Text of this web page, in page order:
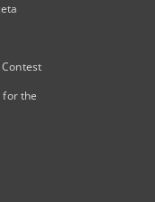
for the